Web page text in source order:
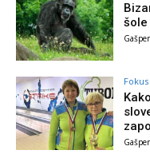
šole
Fokus